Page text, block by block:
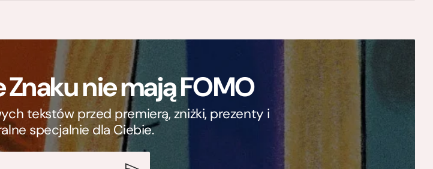
nie mają FOMO
tekstów przed premierą, zniżki, prezenty i
specjalnie dla Ciebie.